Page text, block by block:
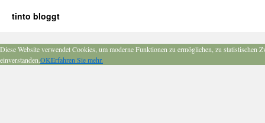
tinto bloggt
Diese Website verwendet Cookies, um moderne Funktionen zu ermöglichen, zu
einverstanden.OKErfahren Sie mehr.